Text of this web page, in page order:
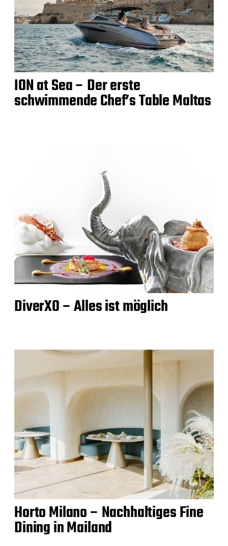
ION at Sea – Der erste
schwimmende Chef’s Table Maltas
DiverXO – Alles ist möglich
Horto Milano – Nachhaltiges Fine
Dining in Mailand